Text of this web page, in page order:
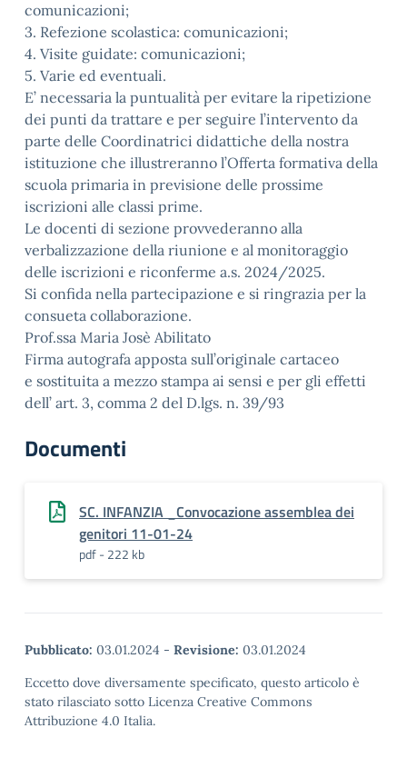
comunicazioni;
3. Refezione scolastica: comunicazioni;
4. Visite guidate: comunicazioni;
5. Varie ed eventuali.
E’ necessaria la puntualità per evitare la ripetizione
dei punti da trattare e per seguire l’intervento da
parte delle Coordinatrici didattiche della nostra
istituzione che illustreranno l’Offerta formativa della
scuola primaria in previsione delle prossime
iscrizioni alle classi prime.
Le docenti di sezione provvederanno alla
verbalizzazione della riunione e al monitoraggio
delle iscrizioni e riconferme a.s. 2024/2025.
Si confida nella partecipazione e si ringrazia per la
consueta collaborazione.
Prof.ssa Maria Josè Abilitato
Firma autografa apposta sull’originale cartaceo
e sostituita a mezzo stampa ai sensi e per gli effetti
dell’ art. 3, comma 2 del D.lgs. n. 39/93
Documenti
SC. INFANZIA _Convocazione assemblea dei
genitori 11-01-24
pdf - 222 kb
Pubblicato: 03.01.2024 - Revisione: 03.01.2024
Eccetto dove diversamente specificato, questo articolo è
stato rilasciato sotto Licenza Creative Commons
Attribuzione 4.0 Italia.